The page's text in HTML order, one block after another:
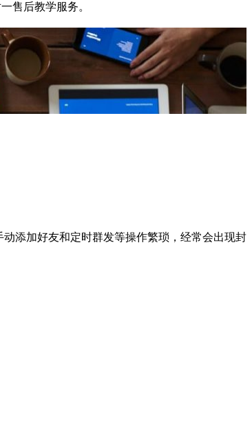
售后教学服务。
添加好友和定时群发等操作繁琐，经常会出现封